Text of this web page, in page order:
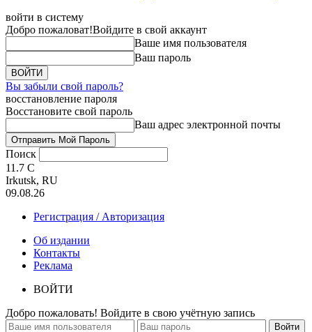
войти в систему
Добро пожаловат!Войдите в свой аккаунт
Ваше имя пользователя
Ваш пароль
Вы забыли свой пароль?
восстановление пароля
Восстановите свой пароль
Ваш адрес электронной почты
Поиск
11.7 C
Irkutsk, RU
09.08.26
Регистрация / Авторизация
Об издании
Контакты
Реклама
ВОЙТИ
Добро пожаловать! Войдите в свою учётную запись